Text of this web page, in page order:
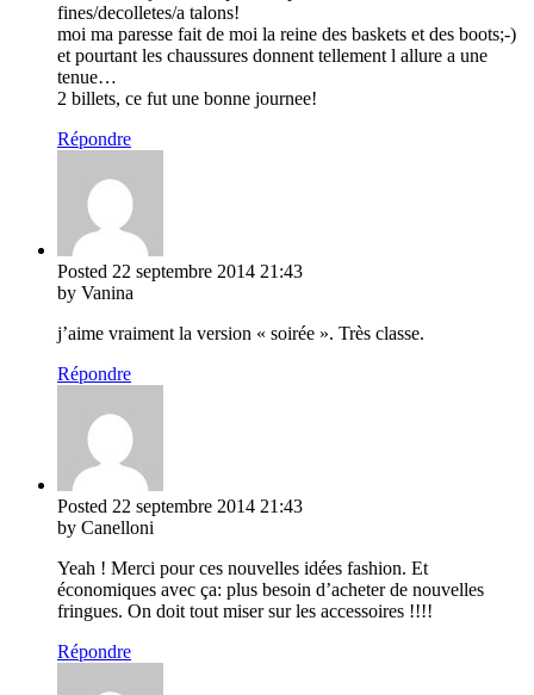
fines/decolletes/a talons!
moi ma paresse fait de moi la reine des baskets et des boots;-)
et pourtant les chaussures donnent tellement l allure a une
tenue…
2 billets, ce fut une bonne journee!
Répondre
Posted 22 septembre 2014 21:43
by Vanina
j’aime vraiment la version « soirée ». Très classe.
Répondre
Posted 22 septembre 2014 21:43
by Canelloni
Yeah ! Merci pour ces nouvelles idées fashion. Et
économiques avec ça: plus besoin d’acheter de nouvelles
fringues. On doit tout miser sur les accessoires !!!!
Répondre